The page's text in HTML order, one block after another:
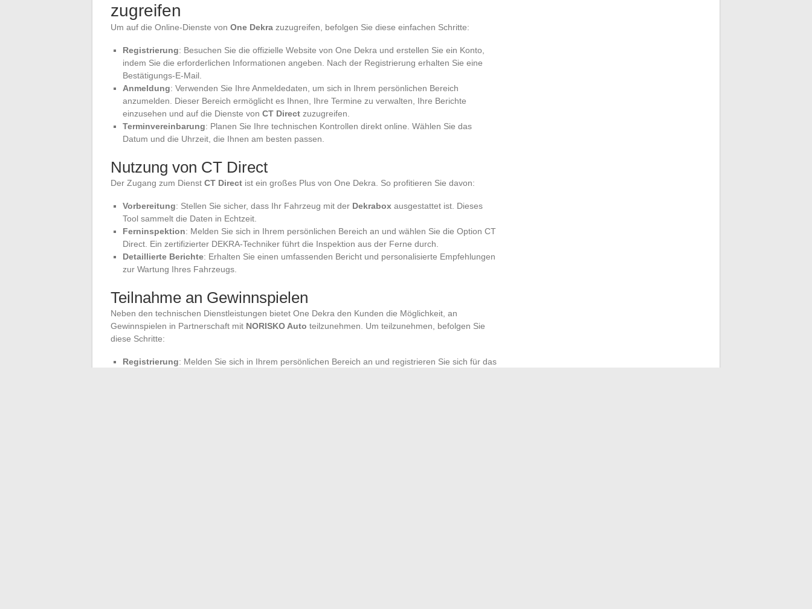
zugreifen
Um auf die Online-Dienste von One Dekra zuzugreifen, befolgen Sie diese einfachen Schritte:
Registrierung: Besuchen Sie die offizielle Website von One Dekra und erstellen Sie ein Konto,
indem Sie die erforderlichen Informationen angeben. Nach der Registrierung erhalten Sie eine
Bestätigungs-E-Mail.
Anmeldung: Verwenden Sie Ihre Anmeldedaten, um sich in Ihrem persönlichen Bereich
anzumelden. Dieser Bereich ermöglicht es Ihnen, Ihre Termine zu verwalten, Ihre Berichte
einzusehen und auf die Dienste von CT Direct zuzugreifen.
Terminvereinbarung: Planen Sie Ihre technischen Kontrollen direkt online. Wählen Sie das
Datum und die Uhrzeit, die Ihnen am besten passen.
Nutzung von CT Direct
Der Zugang zum Dienst CT Direct ist ein großes Plus von One Dekra. So profitieren Sie davon:
Vorbereitung: Stellen Sie sicher, dass Ihr Fahrzeug mit der Dekrabox ausgestattet ist. Dieses
Tool sammelt die Daten in Echtzeit.
Ferninspektion: Melden Sie sich in Ihrem persönlichen Bereich an und wählen Sie die Option CT
Direct. Ein zertifizierter DEKRA-Techniker führt die Inspektion aus der Ferne durch.
Detaillierte Berichte: Erhalten Sie einen umfassenden Bericht und personalisierte Empfehlungen
zur Wartung Ihres Fahrzeugs.
Teilnahme an Gewinnspielen
Neben den technischen Dienstleistungen bietet One Dekra den Kunden die Möglichkeit, an
Gewinnspielen in Partnerschaft mit NORISKO Auto teilzunehmen. Um teilzunehmen, befolgen Sie
diese Schritte:
Registrierung: Melden Sie sich in Ihrem persönlichen Bereich an und registrieren Sie sich für das